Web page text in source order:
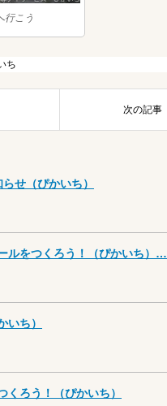
行こう
ち
次の記事
せ（ぴかいち）
ルをつくろう！（ぴかいち）…
いち）
くろう！（ぴかいち）